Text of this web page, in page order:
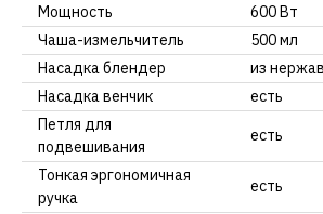
Мощность
600 Вт
Чаша-измельчитель
500 мл
Насадка блендер
из
Насадка венчик
есть
Петля для
подвешивания
есть
Тонкая эргономичная
ручка
есть